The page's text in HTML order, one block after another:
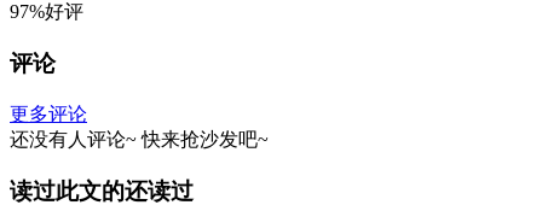
97%好评
评论
更多评论
还没有人评论~ 快来抢沙发吧~
读过此文的还读过